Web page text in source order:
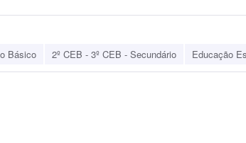
Básico 2º CEB - 3º CEB - Secundário Educação